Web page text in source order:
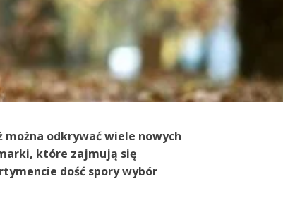
odkrywać wiele nowych
które zajmują się
dość spory wybór